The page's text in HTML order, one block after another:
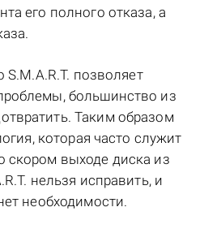
его полного отказа, а
S.M.A.R.T. позволяет
большинство из
Таким образом
которая часто служит
скором выходе диска из
нельзя исправить, и
необходимости.